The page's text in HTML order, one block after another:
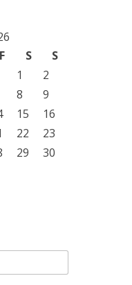
F S
S
1
2
8
9
15
16
22
23
29
30